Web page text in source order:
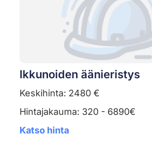
Ikkunoiden äänieristys
Keskihinta: 2480 €
Hintajakauma: 320 - 6890€
Katso hinta